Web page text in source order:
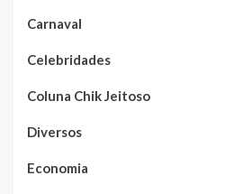
Carnaval
Celebridades
Coluna Chik Jeitoso
Diversos
Economia